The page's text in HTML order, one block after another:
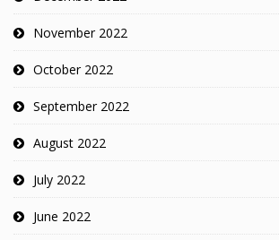
November 2022
October 2022
September 2022
August 2022
July 2022
June 2022